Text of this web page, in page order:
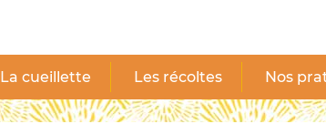
La cueillette Les récoltes Nos